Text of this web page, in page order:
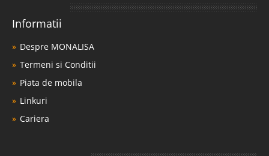
Informatii
Despre MONALISA
Termeni si Conditii
Piata de mobila
Linkuri
Cariera